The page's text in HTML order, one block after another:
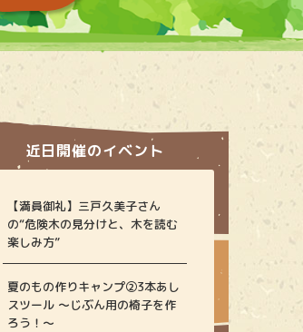
近日開催のイベント
【満員御礼】三戸久美子さん
の“危険木の見分けと、木を読む
楽しみ方”
夏のもの作りキャンプ②3本あし
スツール ～じぶん用の椅子を作
ろう！～